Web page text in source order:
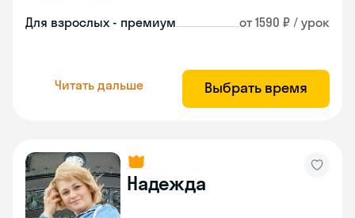
Для взрослых - премиум от 1590 ₽ / урок
Читать дальше Выбрать время
Надежда